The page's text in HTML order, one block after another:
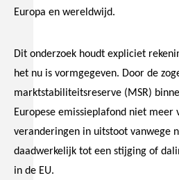
Europa en wereldwijd.
Dit onderzoek houdt expliciet
het nu is vormgegeven. Door de
marktstabiliteitsreserve (MSR)
Europese emissieplafond niet meer
veranderingen in uitstoot vanwege
daadwerkelijk tot een stijging of
in de EU.